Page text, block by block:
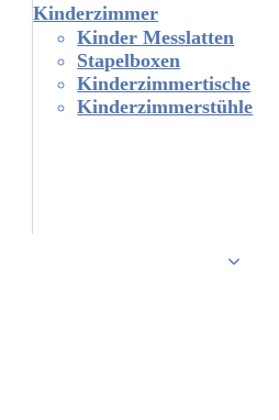
Kinderzimmer
Kinder Messlatten
Stapelboxen
Kinderzimmertische
Kinderzimmerstühle